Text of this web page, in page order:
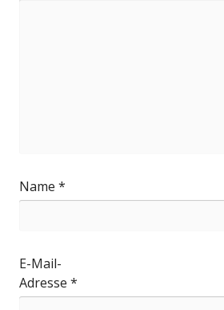
Name *
E-Mail-
Adresse *